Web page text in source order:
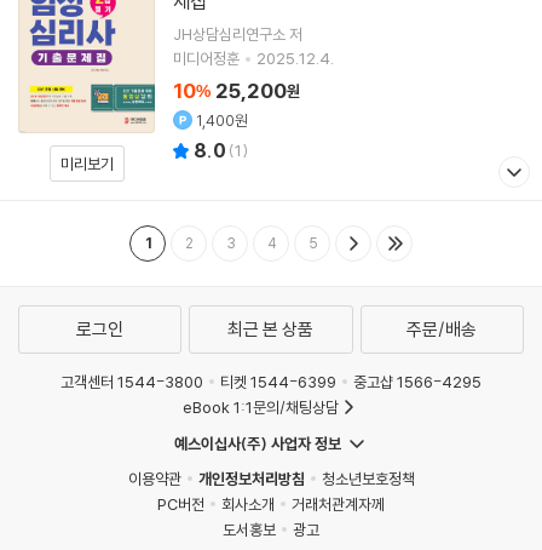
미리보기
JH상담심리연구소 저
미디어정훈
2025.12.4.
10% 25,200원
1,400원
8.0 (1)
1 2 3 4 5
로그인 최근 본 상품 주문/배송
고객센터 1544-3800 티켓 1544-6399
중고샵 1566-4295
eBook 1:1문의/채팅상담
예스이십사(주) 사업자 정보
이용약관
개인정보처리방침
청소년보호정책
PC버전
회사소개
거래처관계자께
도서홍보
광고